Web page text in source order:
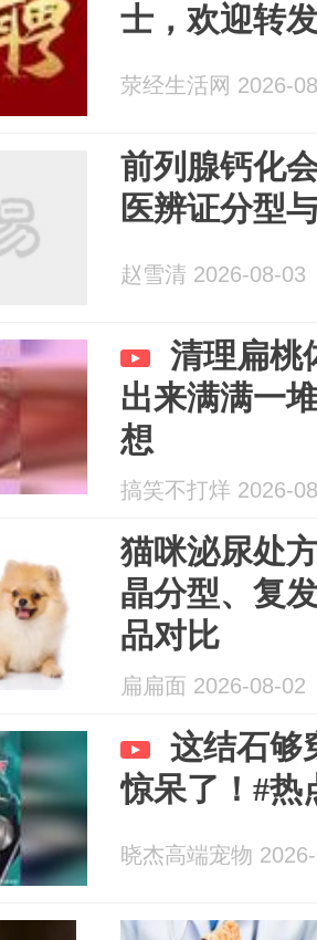
士，欢迎转
荥经生活网 2026-
前列腺钙化
医辨证分型
赵雪清 2026-08-03
清理扁桃
出来满满一
想
搞笑不打烊 2026-
猫咪泌尿处
晶分型、复
品对比
扁扁面 2026-08-02
这结石够
惊呆了！#热
晓杰高端宠物